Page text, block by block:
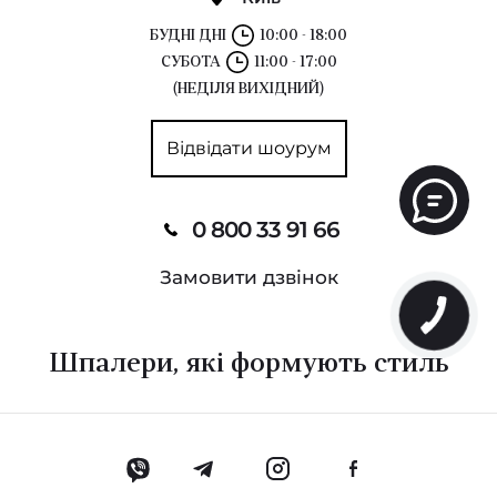
БУДНІ ДНІ
10:00 - 18:00
СУБОТА
11:00 - 17:00
(НЕДІЛЯ ВИХІДНИЙ)
Відвідати шоурум
0 800 33 91 66
Замовити дзвінок
Шпалери, які формують стиль